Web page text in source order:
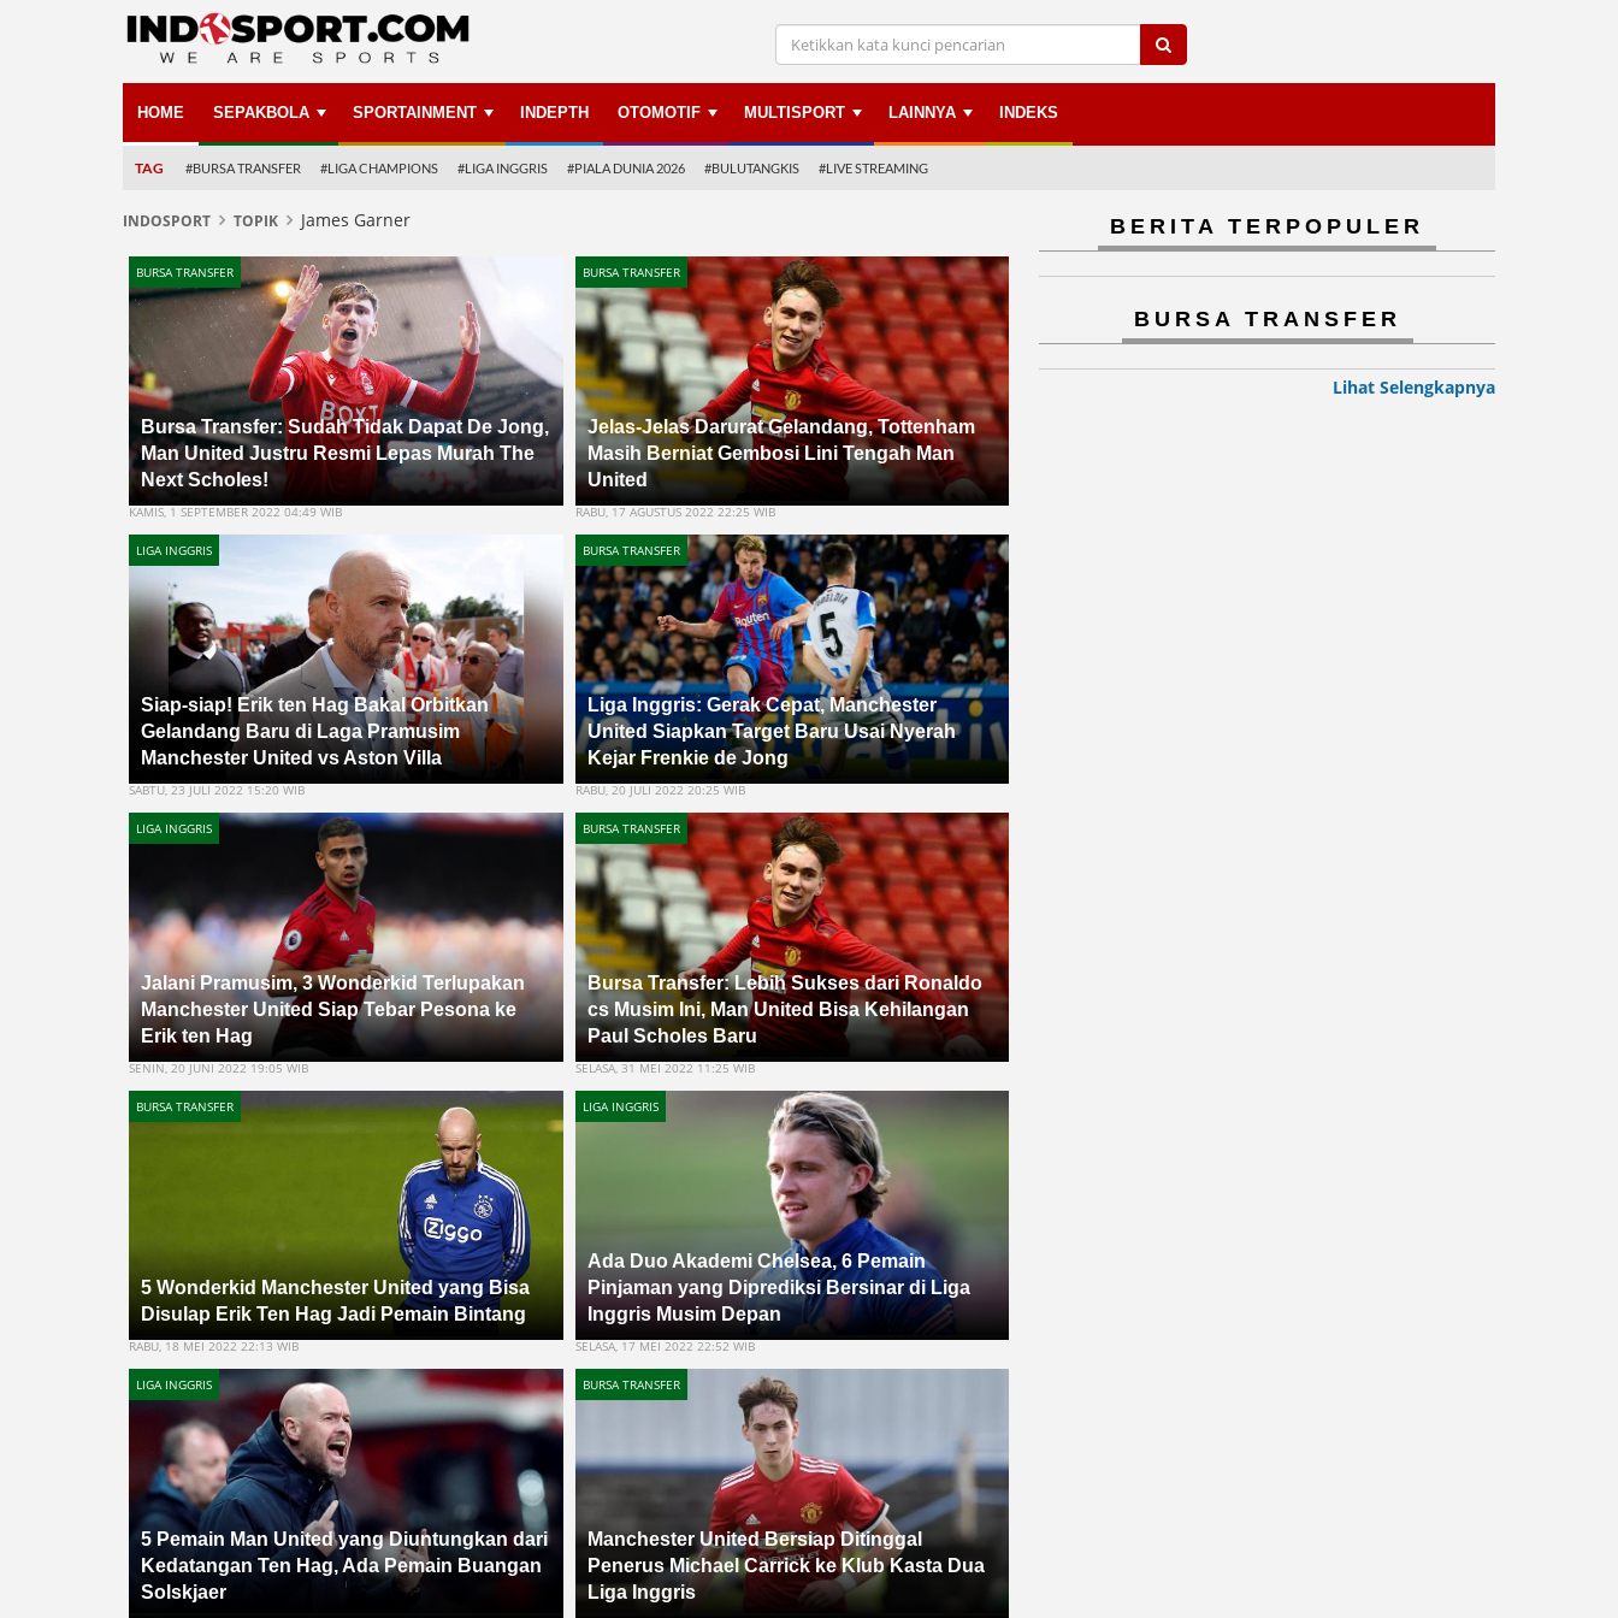
HOME SEPAKBOLA SPORTAINMENT INDEPTH OTOMOTIF MULTISPORT LAINNYA INDEKS
TAG #BURSA TRANSFER #LIGA CHAMPIONS #LIGA INGGRIS #PIALA DUNIA 2026 #BULUTANGKIS #LIVE STREAMING
INDOSPORT TOPIK James Garner
BURSA TRANSFER
Bursa Transfer: Sudah Tidak Dapat De Jong,
Man United Justru Resmi Lepas Murah The
Next Scholes!
KAMIS, 1 SEPTEMBER 2022 04:49 WIB
BURSA TRANSFER
Jelas-Jelas Darurat Gelandang, Tottenham
Masih Berniat Gembosi Lini Tengah Man
United
RABU, 17 AGUSTUS 2022 22:25 WIB
LIGA INGGRIS
Siap-siap! Erik ten Hag Bakal Orbitkan
Gelandang Baru di Laga Pramusim
Manchester United vs Aston Villa
SABTU, 23 JULI 2022 15:20 WIB
BURSA TRANSFER
Liga Inggris: Gerak Cepat, Manchester
United Siapkan Target Baru Usai Nyerah
Kejar Frenkie de Jong
RABU, 20 JULI 2022 20:25 WIB
LIGA INGGRIS
Jalani Pramusim, 3 Wonderkid Terlupakan
Manchester United Siap Tebar Pesona ke
Erik ten Hag
SENIN, 20 JUNI 2022 19:05 WIB
BURSA TRANSFER
Bursa Transfer: Lebih Sukses dari Ronaldo
cs Musim Ini, Man United Bisa Kehilangan
Paul Scholes Baru
SELASA, 31 MEI 2022 11:25 WIB
BURSA TRANSFER
5 Wonderkid Manchester United yang Bisa
Disulap Erik Ten Hag Jadi Pemain Bintang
RABU, 18 MEI 2022 22:13 WIB
LIGA INGGRIS
Ada Duo Akademi Chelsea, 6 Pemain
Pinjaman yang Diprediksi Bersinar di Liga
Inggris Musim Depan
SELASA, 17 MEI 2022 22:52 WIB
LIGA INGGRIS
5 Pemain Man United yang Diuntungkan dari
Kedatangan Ten Hag, Ada Pemain Buangan
Solskjaer
BURSA TRANSFER
Manchester United Bersiap Ditinggal
Penerus Michael Carrick ke Klub Kasta Dua
Liga Inggris
BERITA TERPOPULER
BURSA TRANSFER
Lihat Selengkapnya